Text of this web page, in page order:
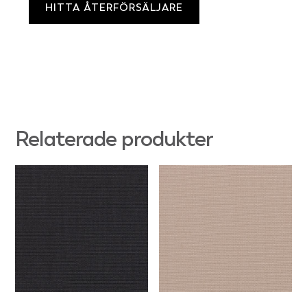
HITTA ÅTERFÖRSÄLJARE
Relaterade produkter